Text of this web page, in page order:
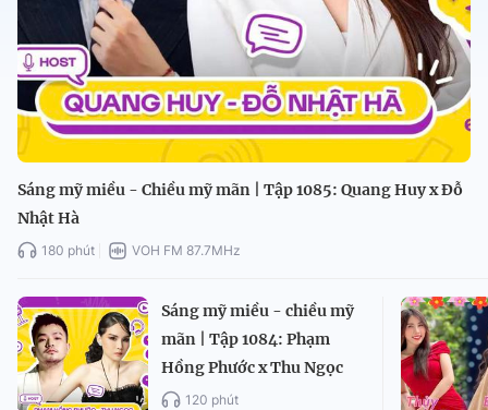
Sáng mỹ miều - Chiều mỹ mãn | Tập 1085: Quang Huy x Đỗ
Nhật Hà
180 phút VOH FM 87.7MHz
Sáng mỹ miều - chiều mỹ
mãn | Tập 1084: Phạm
Hồng Phước x Thu Ngọc
120 phút